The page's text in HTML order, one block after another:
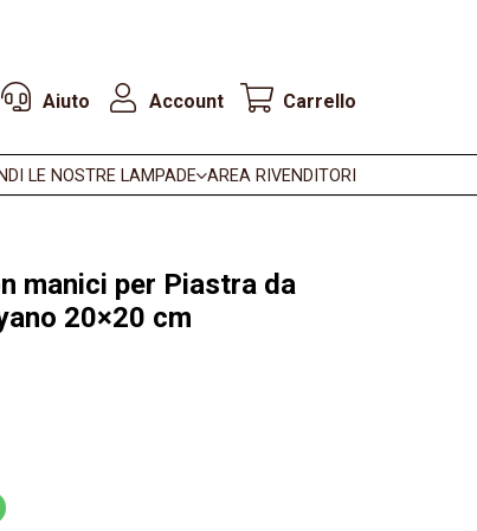
Aiuto Account Carrello
LE NOSTRE LAMPADE AREA RIVENDITORI
manici per Piastra da
20×20 cm